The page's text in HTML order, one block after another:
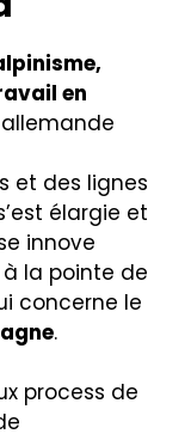
en
allemande
et des lignes
élargie et
innove
la pointe de
concerne le
.
process de